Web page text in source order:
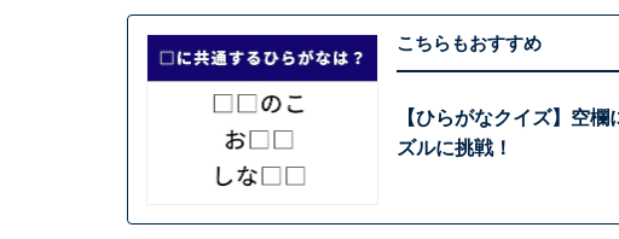
こちらもおすすめ
【ひらがなクイズ】空
ズルに挑戦！